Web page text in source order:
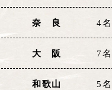
奈 良 4
大 阪 7
和歌山 5